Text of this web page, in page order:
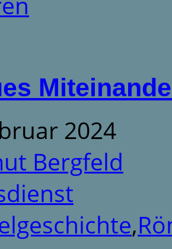
2024
Bergfeld
,